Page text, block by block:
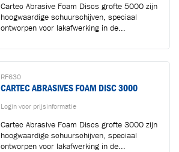
Cartec Abrasive Foam Discs grofte 5000 zijn
hoogwaardige schuurschijven, speciaal
ontworpen voor lakafwerking in de...
RF630
CARTEC ABRASIVES FOAM DISC 3000
Login voor prijsinformatie
Cartec Abrasive Foam Discs grofte 3000 zijn
hoogwaardige schuurschijven, speciaal
ontworpen voor lakafwerking in de...